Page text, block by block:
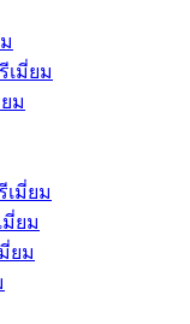
เมี่ยม
ม
เมี่ยม
ยม
ยม